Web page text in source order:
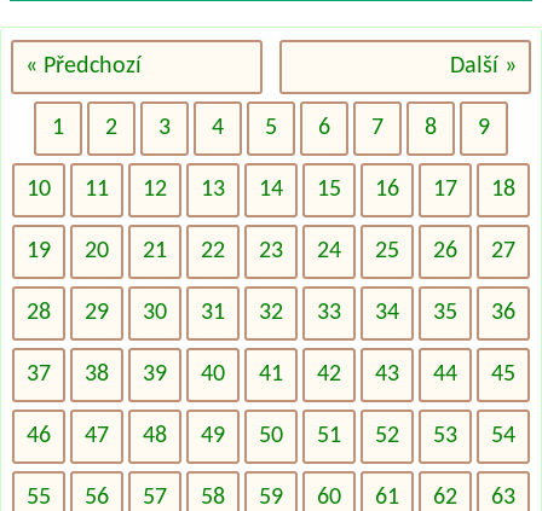
« Předchozí Další »
1 2 3 4 5 6 7 8 9
10 11 12 13 14 15 16 17 18
19 20 21 22 23 24 25 26 27
28 29 30 31 32 33 34 35 36
37 38 39 40 41 42 43 44 45
46 47 48 49 50 51 52 53 54
55 56 57 58 59 60 61 62 63